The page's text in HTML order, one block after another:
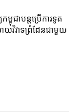
ពុជា​បន្ត​ប្រើ​ការទូត
យ​វិវាទ​ព្រំដែន​ជាមួយ​